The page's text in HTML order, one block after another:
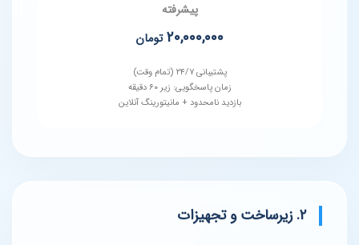
پیشرفته
۲۰,۰۰۰,۰۰۰ تومان
پشتیبانی ۲۴/۷ (تمام وقت)
زمان پاسخگویی: زیر ۶۰ دقیقه
بازدید نامحدود + مانیتورینگ آنلاین
۲. زیرساخت و تجهیزات